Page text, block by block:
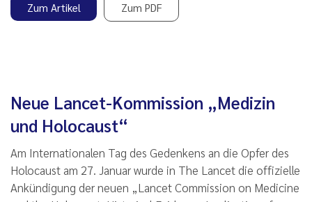
Zum Artikel Zum PDF
Neue Lancet-Kommission „Medizin
und Holocaust“
Am Internationalen Tag des Gedenkens an die Opfer des
Holocaust am 27. Januar wurde in The Lancet die offizielle
Ankündigung der neuen „Lancet Commission on Medicine